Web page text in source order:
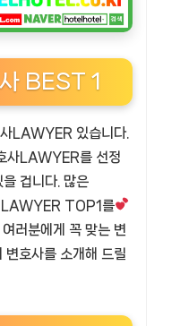
BEST 1
LAWYER 있습니다.
사LAWYER를 선정
겁니다. 많은
LAWYER TOP1를
러분에게 꼭 맞는 변
변호사를 소개해 드릴